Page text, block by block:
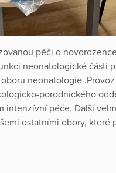
péči o
neonatologické části
neonatologie
porodnického
péče. Další
ostatními obory, které